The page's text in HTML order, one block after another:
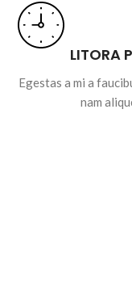
LITORA
Egestas a mi a
nam